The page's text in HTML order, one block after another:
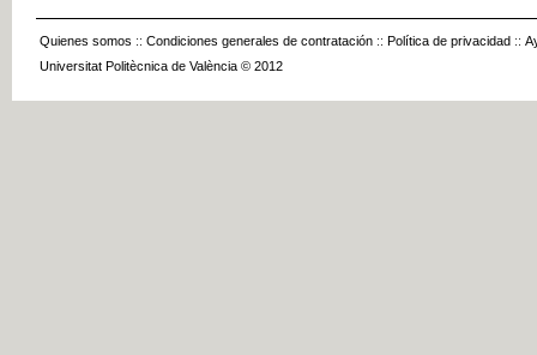
Quienes somos :: Condiciones generales de contratación :: Política de privacidad ::
Universitat Politècnica de València © 2012